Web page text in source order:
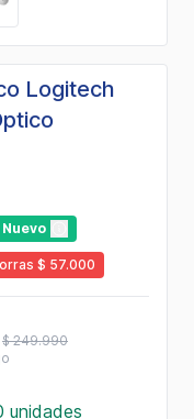
Logitech
Nuevo
$ 57.000
$ 249.990
unidades